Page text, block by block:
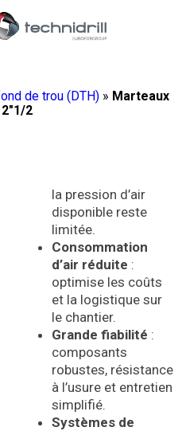
de trou (DTH) » Marteaux
2
la pression d’air
disponible reste
limitée.
Consommation
d’air réduite :
optimise les coûts
et la logistique sur
le chantier.
Grande fiabilité :
composants
robustes, résistance
à l’usure et entretien
simplifié.
Systèmes de